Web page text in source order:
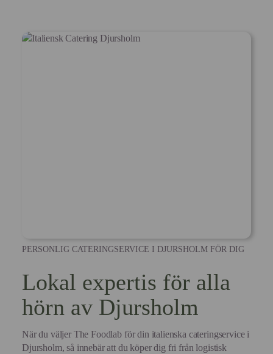
PERSONLIG CATERINGSERVICE I DJURSHOLM FÖR DIG
Lokal expertis för alla
hörn av Djursholm
När du väljer The Foodlab för din italienska cateringservice i
Djursholm, så innebär att du köper dig fri från logistisk